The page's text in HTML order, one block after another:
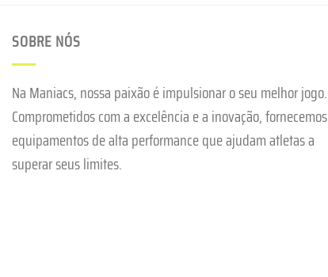
SOBRE NÓS
Na Maniacs, nossa paixão é impulsionar o seu melhor jogo.
Comprometidos com a excelência e a inovação, fornecemos
equipamentos de alta performance que ajudam atletas a
superar seus limites.